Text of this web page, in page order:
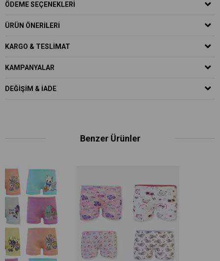
ÖDEME SEÇENEKLERI
ÜRÜN ÖNERILERI
KARGO & TESLIMAT
KAMPANYALAR
DEĞIŞIM & İADE
Benzer Ürünler